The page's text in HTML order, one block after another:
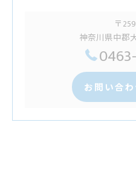
〒
神奈川県中郡
お問い合